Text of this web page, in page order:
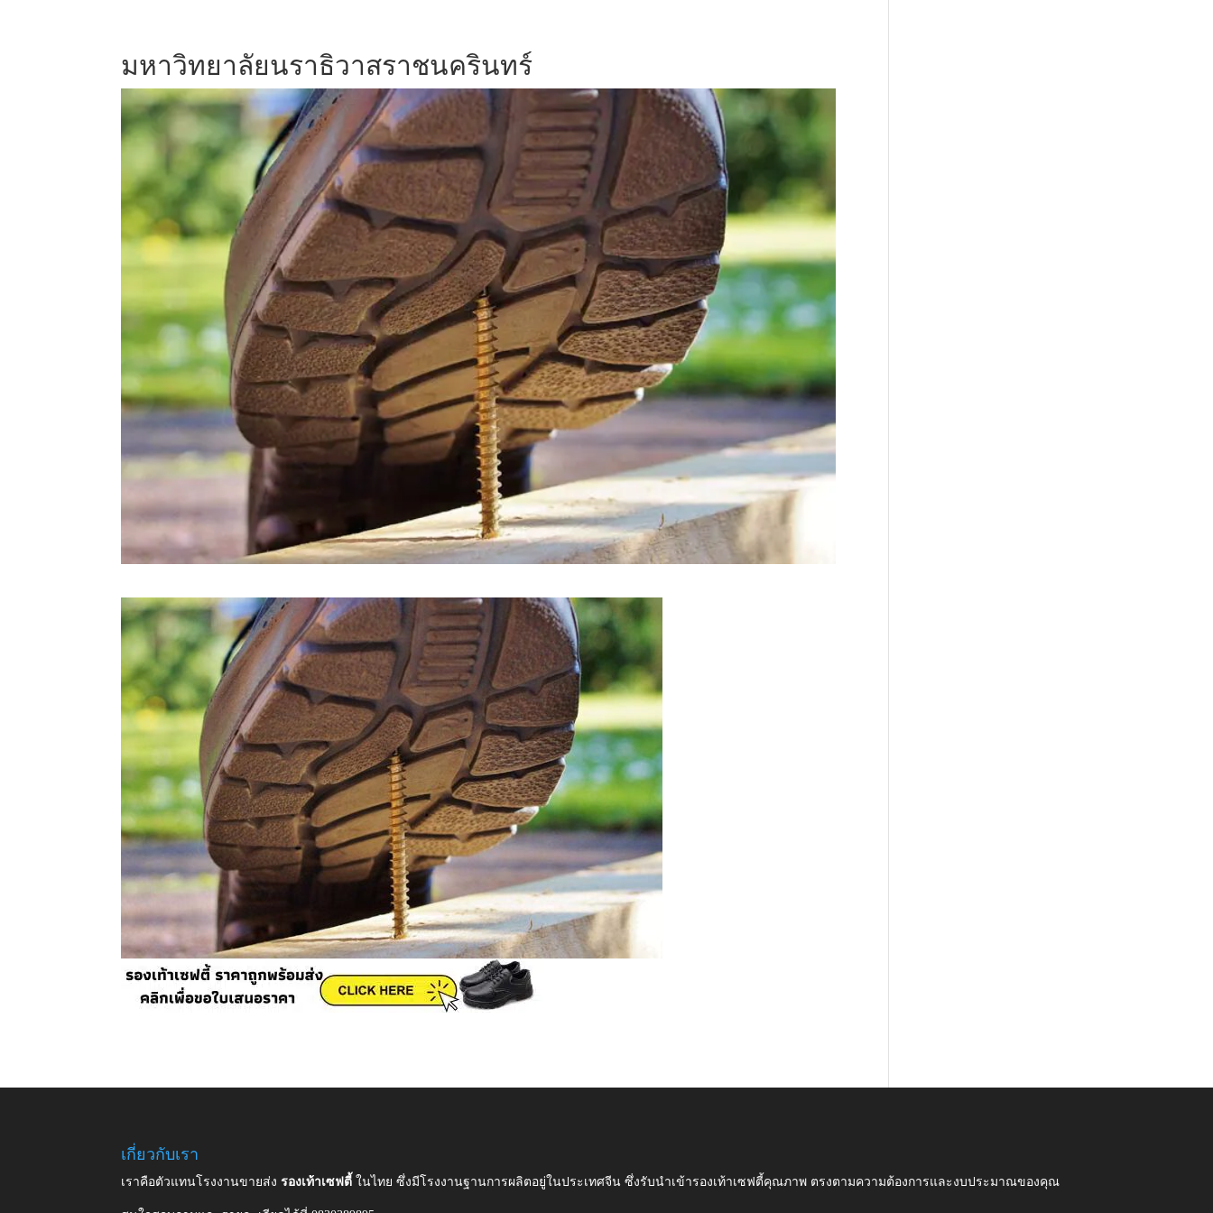
มหาวิทยาลัยนราธิวาสราชนครินทร์
เกี่ยวกับเรา
เราคือตัวแทนโรงงานขายส่งรองเท้าเซฟตี้ในไทย ซึ่งมีโรงงานฐานการผลิตอยู่ในประเทศจีน ซึ่งรับนำเข้ารองเท้าเซฟตี้คุณภาพ ตรงตามความต้องการและงบประมาณของคุณ